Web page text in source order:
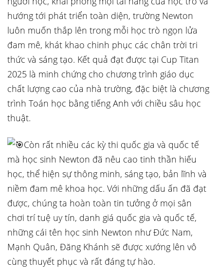
hướng tới phát triển toàn diện, trường Newton
luôn muốn thắp lên trong mỗi học trò ngọn lửa
đam mê, khát khao chinh phục các chân trời tri
thức và sáng tạo. Kết quả đạt được tại Cup Titan
2025 là minh chứng cho chương trình giáo dục
chất lượng cao của nhà trường, đặc biệt là chương
trình Toán học bằng tiếng Anh với chiều sâu học
thuật.
Còn rất nhiều các kỳ thi quốc gia và quốc tế
mà học sinh Newton đã nêu cao tinh thần hiếu
học, thể hiện sự thông minh, sáng tạo, bản lĩnh và
niềm đam mê khoa học. Với những dấu ấn đã đạt
được, chúng ta hoàn toàn tin tưởng ở mọi sân
chơi trí tuệ uy tín, danh giá quốc gia và quốc tế,
những cái tên học sinh Newton như Đức Nam,
Mạnh Quân, Đăng Khánh sẽ được xướng lên vô
cùng thuyết phục và rất đáng tự hào.